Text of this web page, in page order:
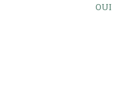
OUI